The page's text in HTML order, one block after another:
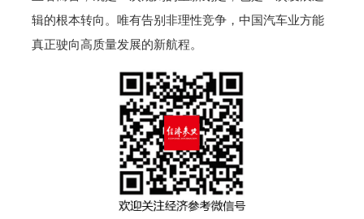
辑的根本转向。唯有告别非理性竞争，中国汽车业方能
真正驶向高质量发展的新航程。